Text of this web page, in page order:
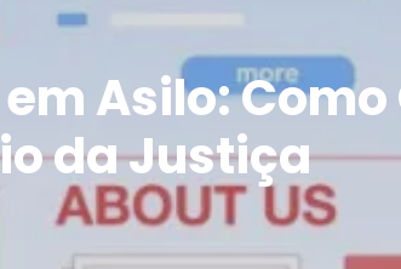
Asilo:
da Justiça